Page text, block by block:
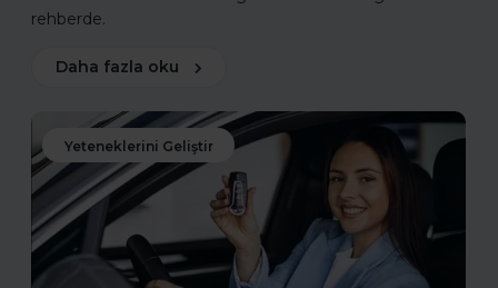
rehberde.
Daha fazla oku
Yeteneklerini Geliştir